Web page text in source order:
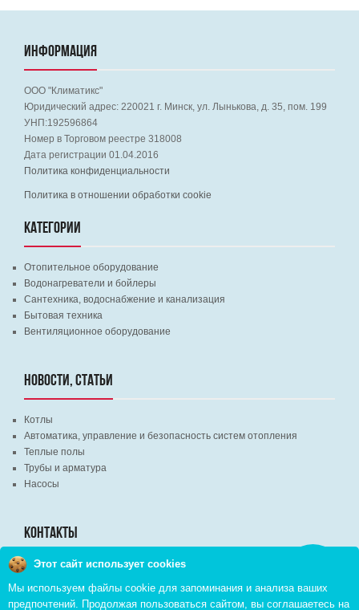
ИНФОРМАЦИЯ
ООО "Климатикс"
Юридический адрес: 220021 г. Минск, ул. Лынькова, д. 35, пом. 199
УНП:192596864
Номер в Торговом реестре 318008
Дата регистрации 01.04.2016
Политика конфиденциальности
Политика в отношении обработки cookie
КАТЕГОРИИ
Отопительное оборудование
Водонагреватели и бойлеры
Сантехника, водоснабжение и канализация
Бытовая техника
Вентиляционное оборудование
НОВОСТИ, СТАТЬИ
Котлы
Автоматика, управление и безопасность систем отопления
Теплые полы
Трубы и арматура
Насосы
КОНТАКТЫ
г. Минск, ВЦ "Экспобел", строительный рынок, павильон № 8c
г. Минск, ул. М. Лынькова, д. 35, пом. 199
+375 (29) 110-46-46 (А1)
Этот сайт использует cookies
Мы используем файлы cookie для запоминания и анализа ваших
предпочтений. Продолжая пользоваться сайтом, вы соглашаетесь на